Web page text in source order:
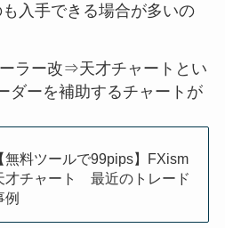
入手できる場合が多いの
ラー改⇒天才チャートとい
ダーを補助するチャートが
【無料ツールで99pips】FXism
才チャート 最近のトレード
例